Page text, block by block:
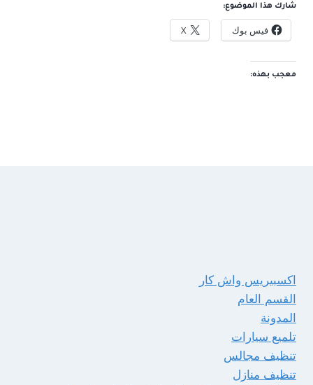
شارك هذا الموضوع:
فيس بوك X
معجب بهذه:
اكسبيريس واش كار
القسم العام
المدونة
تلميع سيارات
تنظيف مجالس
تنظيف منازل